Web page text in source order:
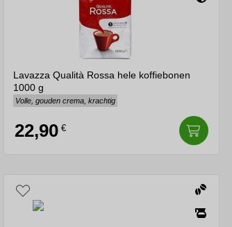
zijn vernoemd naar hun gebied van
een verhaal over zijn oorsprong, zijn
Lavazza Qualità Rossa hele koffiebonen
1000 g
Volle, gouden crema, krachtig
22,90 €